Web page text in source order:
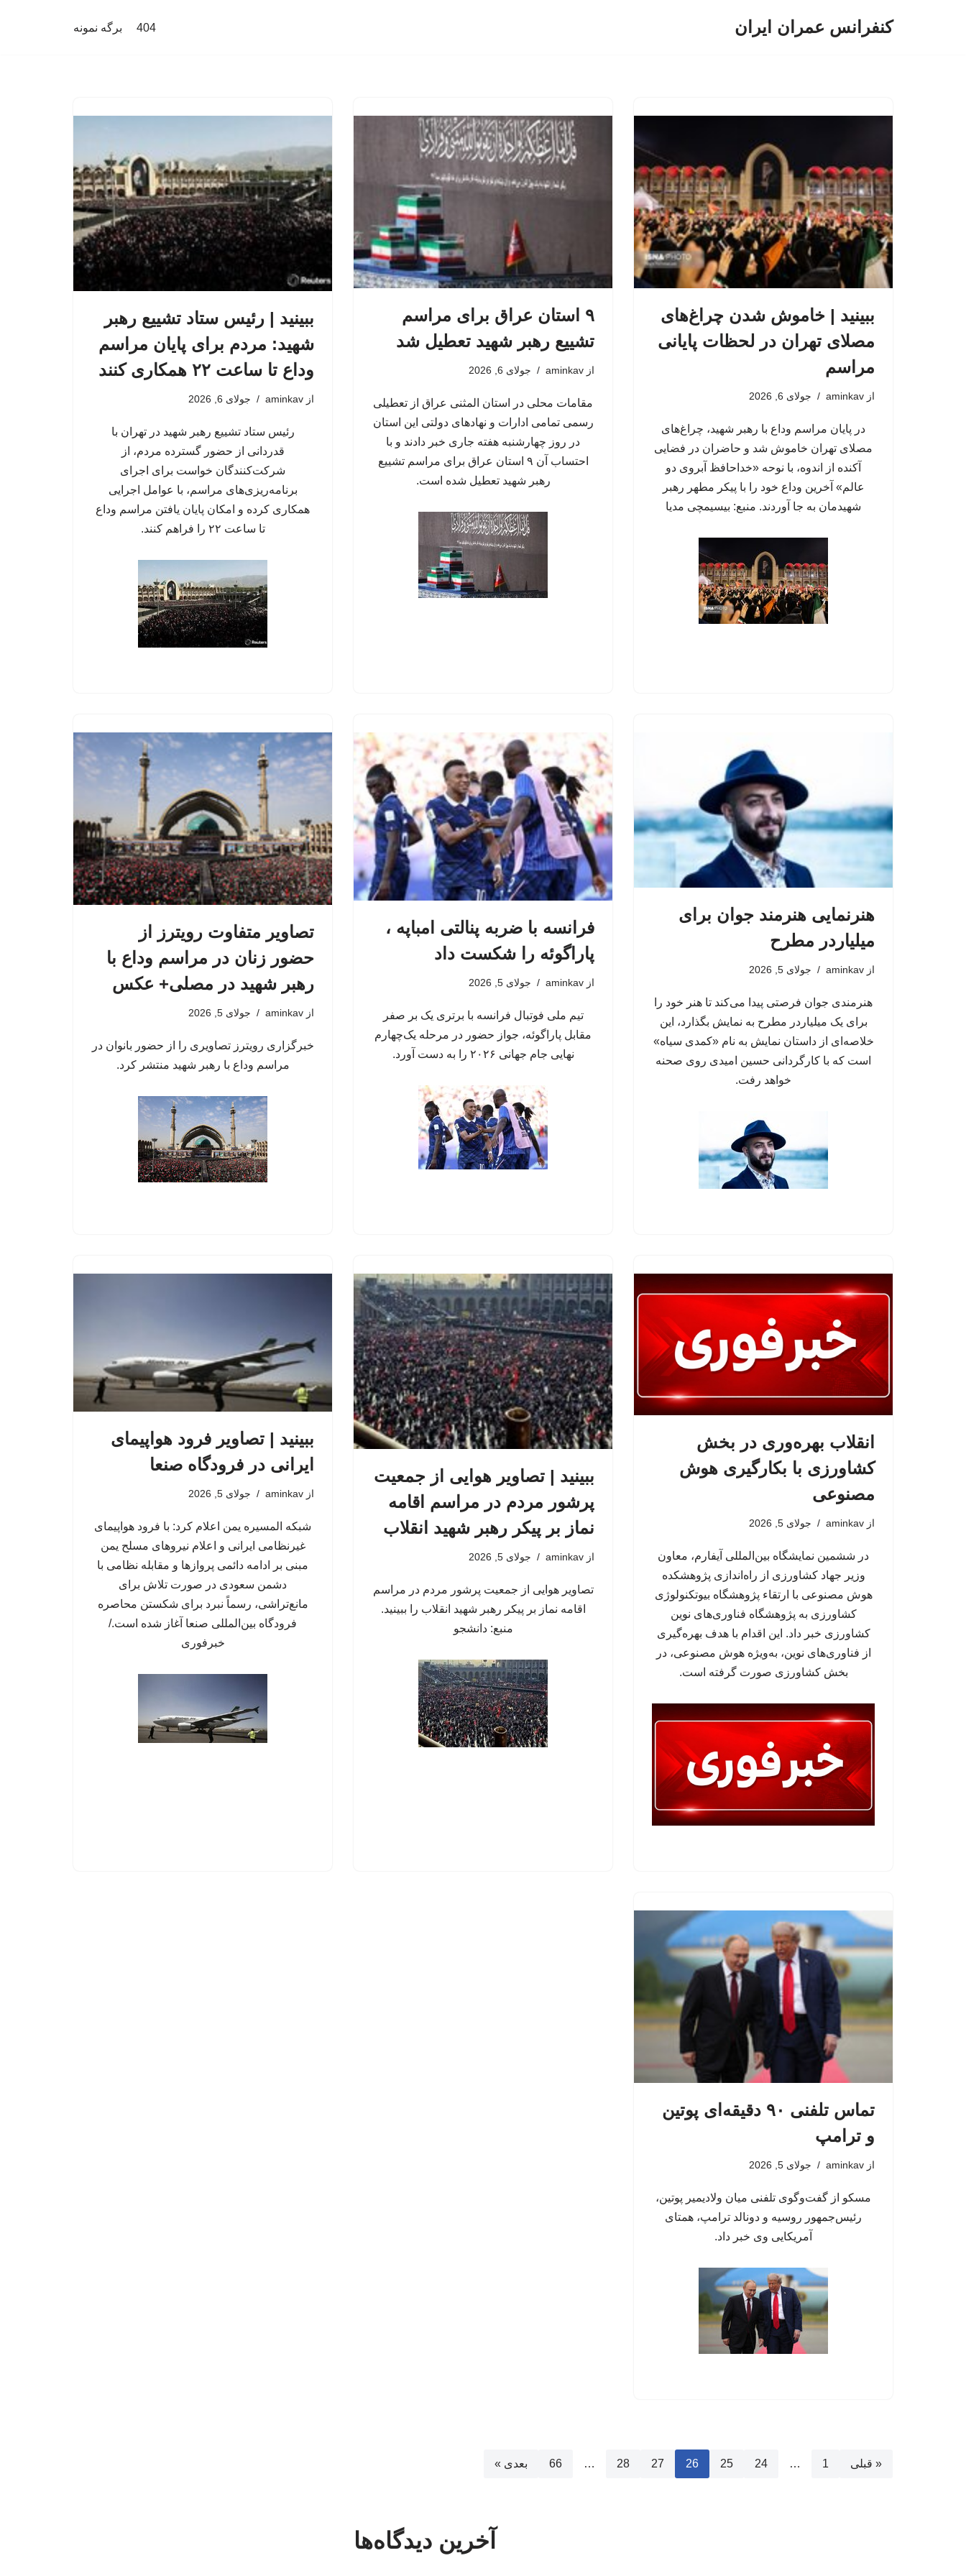
کنفرانس عمران ایران 404 برگه نمونه
ببینید | خاموش شدن چراغ‌های
مصلای تهران در لحظات پایانی
مراسم
از aminkav جولای 6, 2026
در پایان مراسم وداع با رهبر شهید، چراغ‌های
مصلای تهران خاموش شد و حاضران در فضایی
آکنده از اندوه، با نوحه «خداحافظ آبروی دو
عالم» آخرین وداع خود را با پیکر مطهر رهبر
شهیدمان به جا آوردند. منبع: بیسیمچی مدیا
۹ استان عراق برای مراسم
تشییع رهبر شهید تعطیل شد
از aminkav جولای 6, 2026
مقامات محلی در استان المثنی عراق از تعطیلی
رسمی تمامی ادارات و نهادهای دولتی این استان
در روز چهارشنبه هفته جاری خبر دادند و با
احتساب آن ۹ استان عراق برای مراسم تشییع
رهبر شهید تعطیل شده است.
ببینید | رئیس ستاد تشییع رهبر
شهید: مردم برای پایان مراسم
وداع تا ساعت ۲۲ همکاری کنند
از aminkav جولای 6, 2026
رئیس ستاد تشییع رهبر شهید در تهران با
قدردانی از حضور گسترده مردم، از
شرکت‌کنندگان خواست برای اجرای
برنامه‌ریزی‌های مراسم، با عوامل اجرایی
همکاری کرده و امکان پایان یافتن مراسم وداع
تا ساعت ۲۲ را فراهم کنند.
هنرنمایی هنرمند جوان برای
میلیاردر مطرح
از aminkav جولای 5, 2026
هنرمندی جوان فرصتی پیدا می‌کند تا هنر خود را
برای یک میلیاردر مطرح به نمایش بگذارد، این
خلاصه‌ای از داستان نمایش به نام «کمدی سیاه»
است که با کارگردانی حسین امیدی روی صحنه
خواهد رفت.
فرانسه با ضربه پنالتی امباپه ،
پاراگوئه را شکست داد
از aminkav جولای 5, 2026
تیم ملی فوتبال فرانسه با برتری یک بر صفر
مقابل پاراگوئه، جواز حضور در مرحله یک‌چهارم
نهایی جام جهانی ۲۰۲۶ را به دست آورد.
تصاویر متفاوت رویترز از
حضور زنان در مراسم وداع با
رهبر شهید در مصلی+ عکس
از aminkav جولای 5, 2026
خبرگزاری رویترز تصاویری را از حضور بانوان در
مراسم وداع با رهبر شهید منتشر کرد.
انقلاب بهره‌وری در بخش
کشاورزی با بکارگیری هوش
مصنوعی
از aminkav جولای 5, 2026
در ششمین نمایشگاه بین‌المللی آیفارم، معاون
وزیر جهاد کشاورزی از راه‌اندازی پژوهشکده
هوش مصنوعی با ارتقاء پژوهشگاه بیوتکنولوژی
کشاورزی به پژوهشگاه فناوری‌های نوین
کشاورزی خبر داد. این اقدام با هدف بهره‌گیری
از فناوری‌های نوین، به‌ویژه هوش مصنوعی، در
بخش کشاورزی صورت گرفته است.
ببینید | تصاویر هوایی از جمعیت
پرشور مردم در مراسم اقامه
نماز بر پیکر رهبر شهید انقلاب
از aminkav جولای 5, 2026
تصاویر هوایی از جمعیت پرشور مردم در مراسم
اقامه نماز بر پیکر رهبر شهید انقلاب را ببینید.
منبع: دانشجو
ببینید | تصاویر فرود هواپیمای
ایرانی در فرودگاه صنعا
از aminkav جولای 5, 2026
شبکه المسیره یمن اعلام کرد: با فرود هواپیمای
غیرنظامی ایرانی و اعلام نیروهای مسلح یمن
مبنی بر ادامه دائمی پروازها و مقابله نظامی با
دشمن سعودی در صورت تلاش برای
مانع‌تراشی، رسماً نبرد برای شکستن محاصره
فرودگاه بین‌المللی صنعا آغاز شده است./
خبرفوری
تماس تلفنی ۹۰ دقیقه‌ای پوتین
و ترامپ
از aminkav جولای 5, 2026
مسکو از گفت‌وگوی تلفنی میان ولادیمیر پوتین،
رئیس‌جمهور روسیه و دونالد ترامپ، همتای
آمریکایی وی خبر داد.
« قبلی 1
…
24
25
26
27
28
…
66 بعدی »
آخرین دیدگاه‌ها